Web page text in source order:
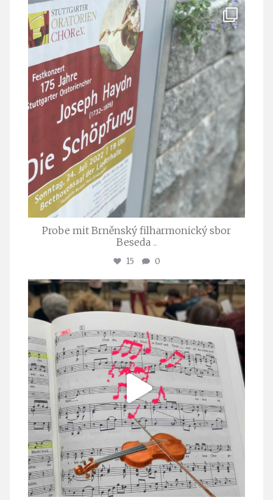
stuttgarter_oratorienchor
Juli 23
Probe mit Brněnský filharmonický sbor
Beseda ...
15 0
stuttgarter_oratorienchor
Juli 23